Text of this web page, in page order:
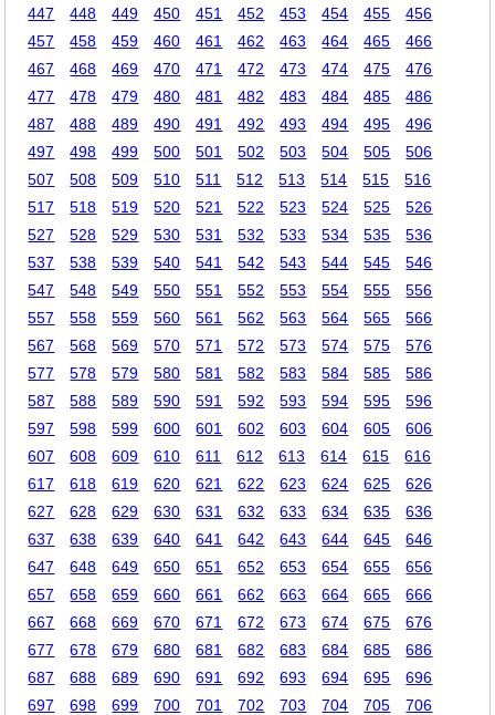
447 448 449 450 451 452 453 454 455
456
457
458 459 460 461 462 463 464 465
466
467
468 469 470 471 472 473 474 475
476
477
478 479 480 481 482 483 484 485
486
487
488 489 490 491 492 493 494 495
496
497
498 499 500 501 502 503 504 505
506
507
508 509 510 511 512 513 514 515
516
517
518 519 520 521 522 523 524 525
526
527
528 529 530 531 532 533 534 535
536
537
538 539 540 541 542 543 544 545
546
547
548 549 550 551 552 553 554 555
556
557
558 559 560 561 562 563 564 565
566
567
568 569 570 571 572 573 574 575
576
577
578 579 580 581 582 583 584 585
586
587
588 589 590 591 592 593 594 595
596
597
598 599 600 601 602 603 604 605
606
607
608 609 610 611 612 613 614 615
616
617
618 619 620 621 622 623 624 625
626
627
628 629 630 631 632 633 634 635
636
637
638 639 640 641 642 643 644 645
646
647
648 649 650 651 652 653 654 655
656
657
658 659 660 661 662 663 664 665
666
667
668 669 670 671 672 673 674 675
676
677
678 679 680 681 682 683 684 685
686
687
688 689 690 691 692 693 694 695
696
697
698 699 700 701 702 703 704 705
706